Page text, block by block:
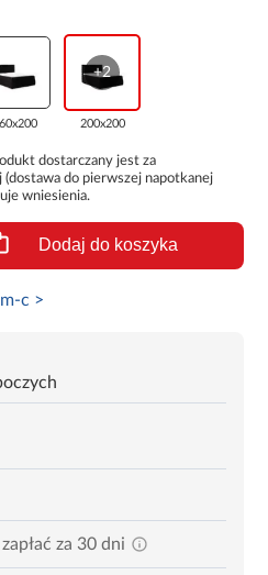
+2
200x200
dostarczany jest za
do pierwszej napotkanej
wniesienia.
Dodaj do koszyka
c >
za 30 dni